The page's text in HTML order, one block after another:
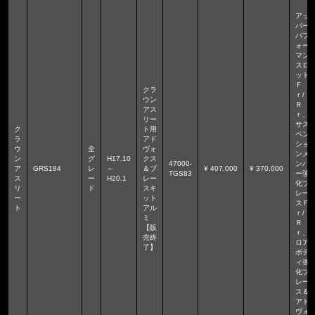
ク
ラ
ウ
ン
ア
ス
リ
ー
ト
GRS184
全
グ
レ
ー
ド
H17.10
～
H20.1
クラ
ウン
アス
リー
ト用
アド
ヴォ
クス
＆ブ
レー
スキ
ット
アル
ミ
【販
売終
了】
47000-
TGS83
¥ 407,000 ¥ 370,000
アッ
パー
パフ
ォー
マン
スロ
ッド
Ｆ
ｒ/
Ｒ
ｒ、
サス
ペン
ショ
ンメ
ンバ
ー強
化ブ
レー
スＦ
ｒ/
Ｒ
ｒ、
ロア
ボデ
ィ強
化ブ
レー
ス＆
アド
ヴォ